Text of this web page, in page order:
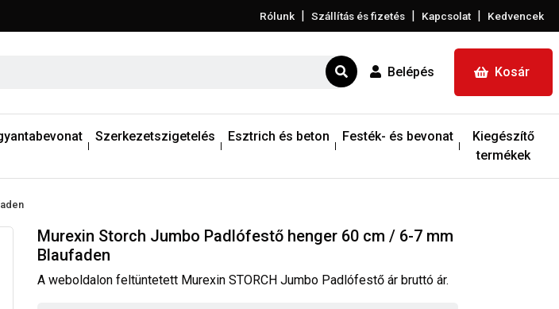
Rólunk | Szállítás és fizetés | Kapcsolat | Kedvencek
Belépés Kosár
Szerkezetszigetelés Esztrich és beton Festék- és bevonat
Kiegészítő
termékek
Murexin Storch Jumbo Padlófestő henger 60 cm / 6-7 mm
Blaufaden
A weboldalon feltüntetett Murexin STORCH Jumbo Padlófestő ár bruttó ár.